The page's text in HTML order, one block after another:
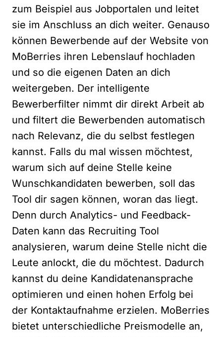
zum Beispiel aus Jobportalen und leitet
sie im Anschluss an dich weiter. Genauso
können Bewerbende auf der Website von
MoBerries ihren Lebenslauf hochladen
und so die eigenen Daten an dich
weitergeben. Der intelligente
Bewerberfilter nimmt dir direkt Arbeit ab
und filtert die Bewerbenden automatisch
nach Relevanz, die du selbst festlegen
kannst. Falls du mal wissen möchtest,
warum sich auf deine Stelle keine
Wunschkandidaten bewerben, soll das
Tool dir sagen können, woran das liegt.
Denn durch Analytics- und Feedback-
Daten kann das Recruiting Tool
analysieren, warum deine Stelle nicht die
Leute anlockt, die du möchtest. Dadurch
kannst du deine Kandidatenansprache
optimieren und einen hohen Erfolg bei
der Kontaktaufnahme erzielen. MoBerries
bietet unterschiedliche Preismodelle an,